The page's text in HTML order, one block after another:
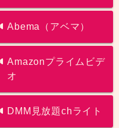
Abema（アベマ）
Amazonプライムビデ
オ
DMM見放題chライト